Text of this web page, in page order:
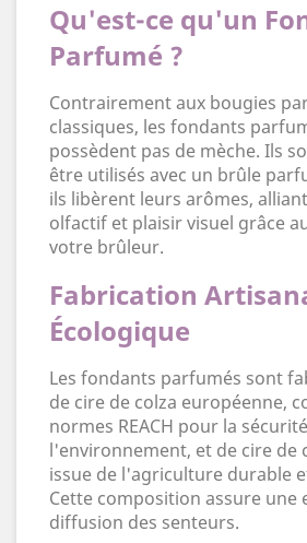
Qu'est-ce qu'un
Parfumé ?
Contrairement aux bougies
classiques, les fondants
possèdent pas de mèche. Ils
être utilisés avec un brûle
ils libèrent leurs arômes,
olfactif et plaisir visuel grâce
votre brûleur.
Fabrication
Écologique
Les fondants parfumés sont
de cire de colza européenne,
normes REACH pour la
l'environnement, et de cire de
issue de l'agriculture durable
Cette composition assure une
diffusion des senteurs.